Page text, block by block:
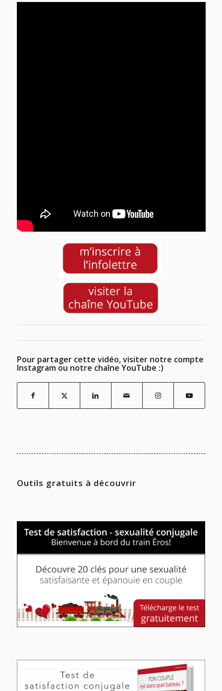
Pour partager cette vidéo, visiter notre compte
Instagram ou notre chaîne YouTube :)
Outils gratuits à découvrir